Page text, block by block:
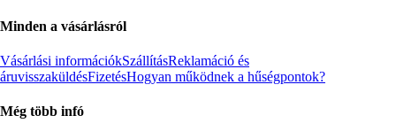
Minden a vásárlásról
Vásárlási információkSzállításReklamáció és
áruvisszaküldésFizetésHogyan működnek a hűségpontok?
Még több infó